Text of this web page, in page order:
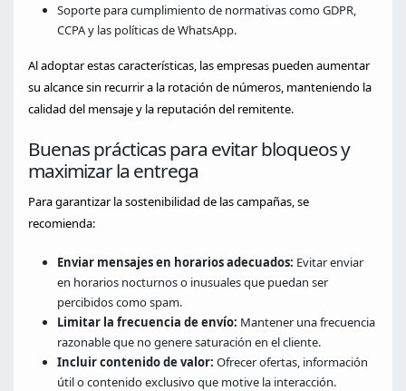
Soporte para cumplimiento de normativas como GDPR,
CCPA y las políticas de WhatsApp.
Al adoptar estas características, las empresas pueden aumentar
su alcance sin recurrir a la rotación de números, manteniendo la
calidad del mensaje y la reputación del remitente.
Buenas prácticas para evitar bloqueos y
maximizar la entrega
Para garantizar la sostenibilidad de las campañas, se
recomienda:
Enviar mensajes en horarios adecuados: Evitar enviar
en horarios nocturnos o inusuales que puedan ser
percibidos como spam.
Limitar la frecuencia de envío: Mantener una frecuencia
razonable que no genere saturación en el cliente.
Incluir contenido de valor: Ofrecer ofertas, información
útil o contenido exclusivo que motive la interacción.